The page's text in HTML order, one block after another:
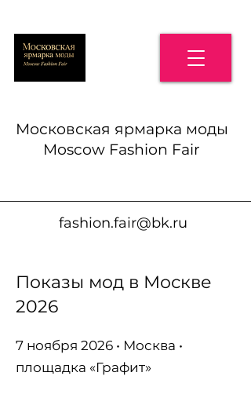
Московская ярмарка моды
Moscow Fashion Fair
fashion.fair@bk.ru
Показы мод в Москве
2026
7 ноября 2026 • Москва •
площадка «Графит»